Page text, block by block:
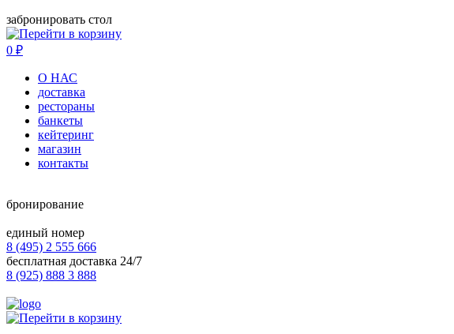
забронировать стол
0 ₽
О НАС
доставка
рестораны
банкеты
кейтеринг
магазин
контакты
бронирование
единый номер
8 (495) 2 555 666
бесплатная доставка 24/7
8 (925) 888 3 888